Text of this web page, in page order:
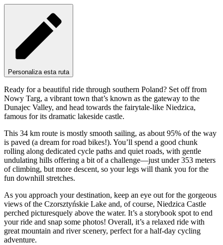
Personaliza esta ruta
Ready for a beautiful ride through southern Poland? Set off from
Nowy Targ, a vibrant town that’s known as the gateway to the
Dunajec Valley, and head towards the fairytale-like Niedzica,
famous for its dramatic lakeside castle.
This 34 km route is mostly smooth sailing, as about 95% of the way
is paved (a dream for road bikes!). You’ll spend a good chunk
rolling along dedicated cycle paths and quiet roads, with gentle
undulating hills offering a bit of a challenge—just under 353 meters
of climbing, but more descent, so your legs will thank you for the
fun downhill stretches.
As you approach your destination, keep an eye out for the gorgeous
views of the Czorsztyńskie Lake and, of course, Niedzica Castle
perched picturesquely above the water. It’s a storybook spot to end
your ride and snap some photos! Overall, it’s a relaxed ride with
great mountain and river scenery, perfect for a half-day cycling
adventure.